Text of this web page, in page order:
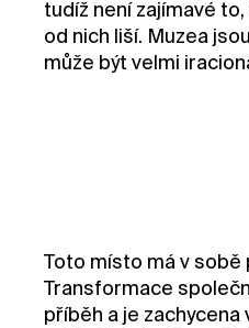
tudíž není zajímavé
od nich liší. Muzea
může být velmi
Toto místo má v sobě
Transformace
příběh a je